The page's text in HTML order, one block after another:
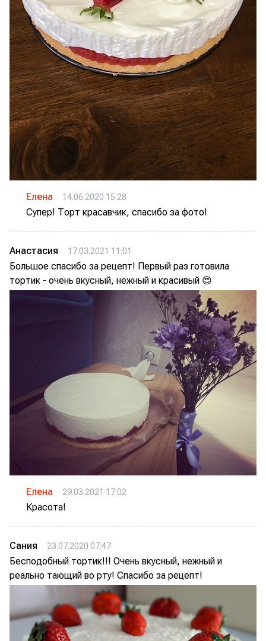
Елена 14.06.2020 15:28
Супер! Торт красавчик, спасибо за фото!
Анастасия 17.03.2021 11:01
Большое спасибо за рецепт! Первый раз готовила
тортик - очень вкусный, нежный и красивый 😍
Елена 29.03.2021 17:02
Красота!
Сания 23.07.2020 07:47
Бесподобный тортик!!! Очень вкусный, нежный и
реально тающий во рту! Спасибо за рецепт!